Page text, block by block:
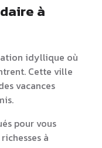
à
idyllique où
Cette ville
vacances
pour vous
à